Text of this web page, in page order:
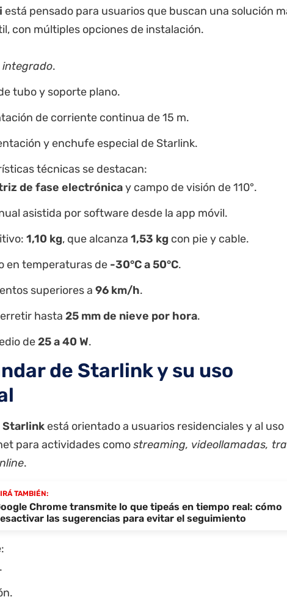
está pensado para usuarios que buscan una solución
con múltiples opciones de instalación.
integrado.
tubo y soporte plano.
de corriente continua de 15 m.
y enchufe especial de Starlink.
técnicas se destacan:
de fase electrónicay campo de visión de 110°.
asistida por software desde la app móvil.
1,10 kg, que alcanza 1,53 kg con pie y cable.
en temperaturas de -30°C a 50°C.
superiores a 96 km/h.
hasta 25 mm de nieve por hora.
de25 a 40 W.
de Starlink y su uso
Starlink está orientado a usuarios residenciales y al uso
para actividades comostreaming, videollamadas,
.
TAMBIÉN:
Chrome transmite lo que tipeás en tiempo real: cómo
las sugerencias para evitar el seguimiento